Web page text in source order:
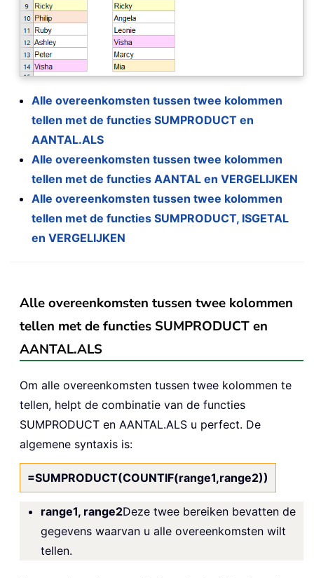
Alle overeenkomsten tussen twee kolommen
tellen met de functies SUMPRODUCT en
AANTAL.ALS
Alle overeenkomsten tussen twee kolommen
tellen met de functies AANTAL en VERGELIJKEN
Alle overeenkomsten tussen twee kolommen
tellen met de functies SUMPRODUCT, ISGETAL
en VERGELIJKEN
Alle overeenkomsten tussen twee kolommen
tellen met de functies SUMPRODUCT en
AANTAL.ALS
Om alle overeenkomsten tussen twee kolommen te
tellen, helpt de combinatie van de functies
SUMPRODUCT en AANTAL.ALS u perfect. De
algemene syntaxis is:
=SUMPRODUCT(COUNTIF(range1,range2))
range1, range2Deze twee bereiken bevatten de
gegevens waarvan u alle overeenkomsten wilt
tellen.